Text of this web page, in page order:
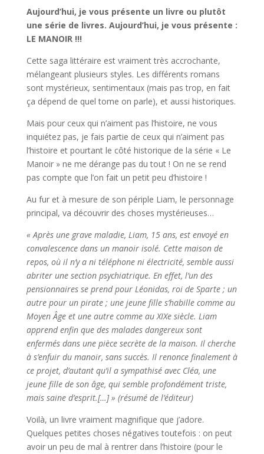
Aujourd’hui, je vous présente un livre ou plutôt
une série de livres. Aujourd’hui, je vous présente :
LE MANOIR !!!
Cette saga littéraire est vraiment très accrochante,
mélangeant plusieurs styles. Les différents romans
sont mystérieux, sentimentaux (mais pas trop, en fait
ça dépend de quel tome on parle), et aussi historiques.
Mais pour ceux qui n’aiment pas l’histoire, ne vous
inquiétez pas, je fais partie de ceux qui n’aiment pas
l’histoire et pourtant le côté historique de la série « Le
Manoir » ne me dérange pas du tout ! On ne se rend
pas compte que l’on fait un petit peu d’histoire !
Au fur et à mesure de son périple Liam, le personnage
principal, va découvrir des choses mystérieuses…
« Après une grave maladie, Liam, 15 ans, est envoyé en
convalescence dans un manoir isolé. Cette maison de
repos, où il n’y a ni téléphone ni électricité, semble aussi
abriter une section psychiatrique. En effet, l’un des
pensionnaires se prend pour Léonidas, roi de Sparte ; un
autre pour un pirate ; une jeune fille s’habille comme au
Moyen Âge et une autre comme au XIXe siècle. Liam
apprend enfin que des malades dangereux sont
enfermés dans une pièce secrète de la maison. Il cherche
à s’enfuir du manoir, sans succès. Il renonce finalement à
ce projet, d’autant qu’il a sympathisé avec Cléa, une
jeune fille de son âge, qui semble profondément triste,
mais saine d’esprit.­[…] » (résumé de l’éditeur)
Voilà, un livre vraiment magnifique que j’adore.
Quelques petites choses négatives toutefois : on peut
avoir un peu de mal à rentrer dans l’histoire (pour le